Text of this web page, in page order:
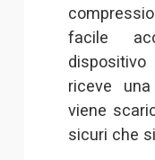
facile
riceve
viene
sicuri che